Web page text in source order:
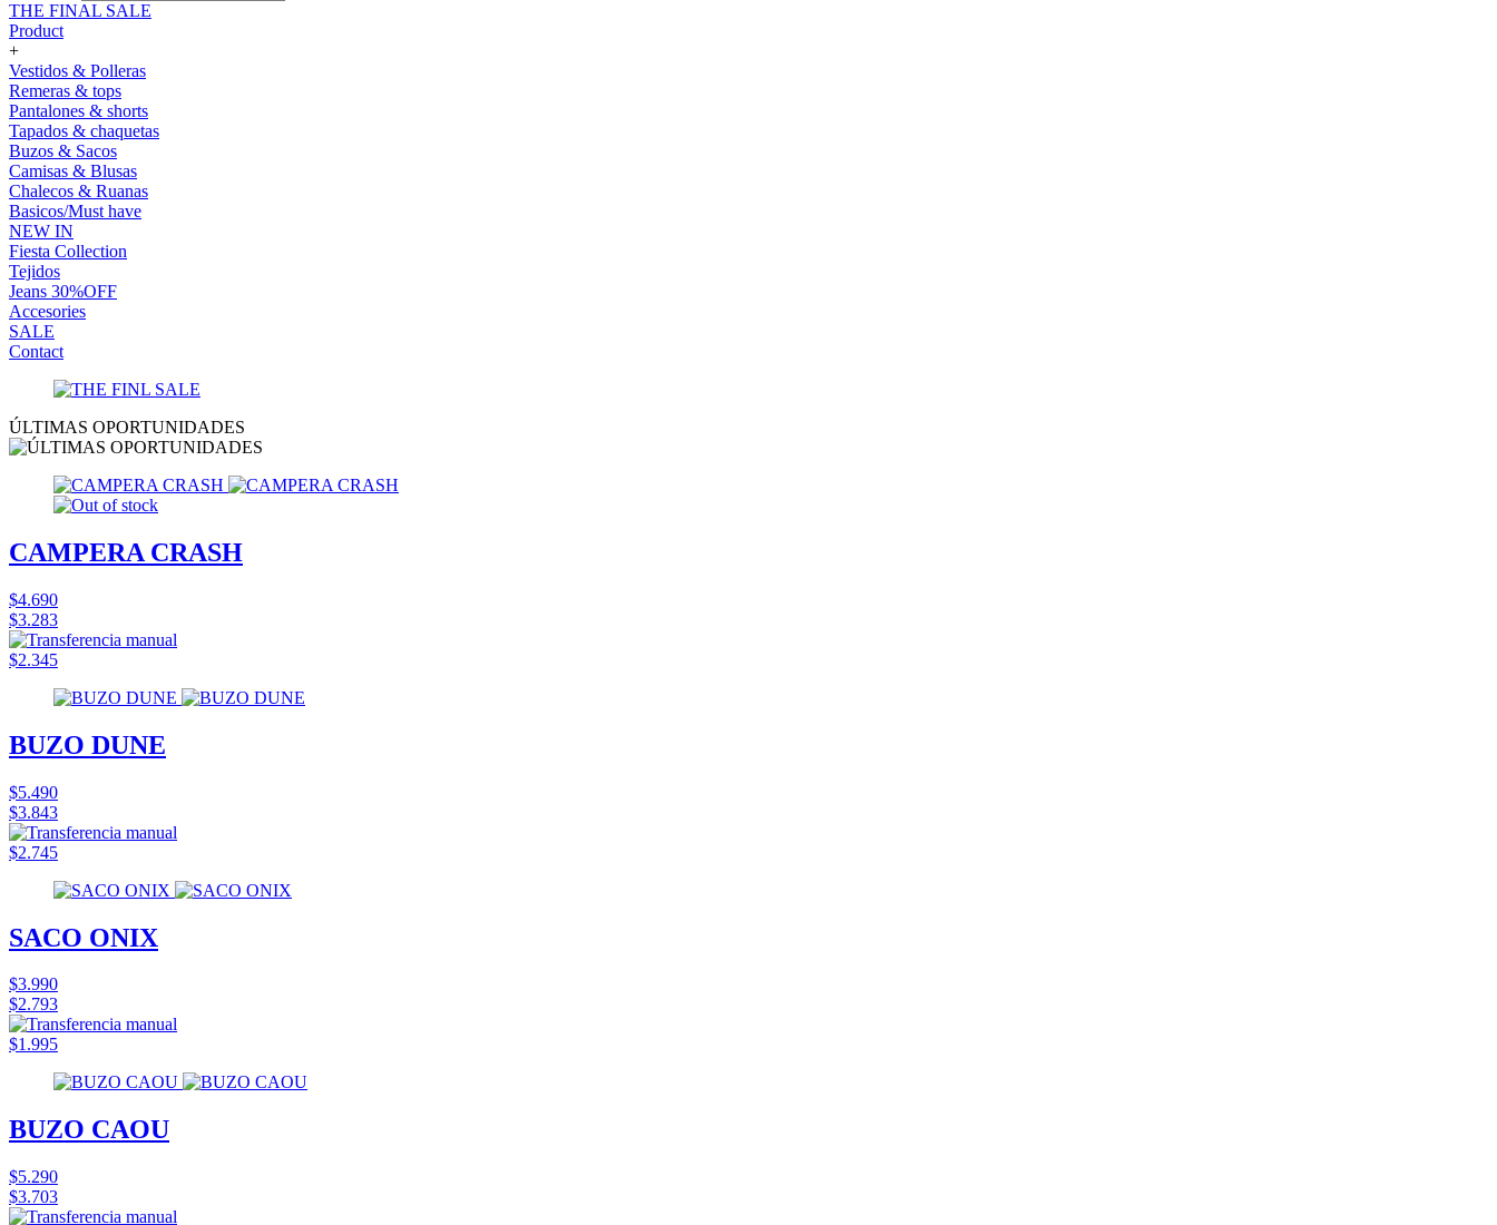
THE FINAL SALE
Product
+
Vestidos & Polleras
Remeras & tops
Pantalones & shorts
Tapados & chaquetas
Buzos & Sacos
Camisas & Blusas
Chalecos & Ruanas
Basicos/Must have
NEW IN
Fiesta Collection
Tejidos
Jeans 30%OFF
Accesories
SALE
Contact
ÚLTIMAS OPORTUNIDADES
CAMPERA CRASH
$4.690
$3.283
$2.345
BUZO DUNE
$5.490
$3.843
$2.745
SACO ONIX
$3.990
$2.793
$1.995
BUZO CAOU
$5.290
$3.703